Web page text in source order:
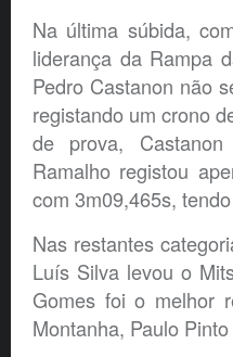
Na última súbida,
liderança da Rampa
Pedro Castanon não
registando um crono
de prova,
Ramalho registou
com 3m09,465s,
Nas restantes
Luís Silva levou o
Gomes foi o melhor
Montanha, Paulo